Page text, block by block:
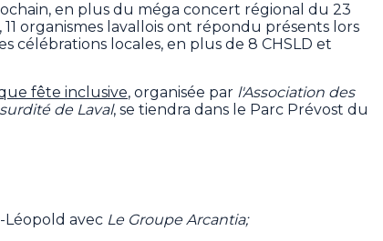
en plus du méga concert régional du 23
organismes lavallois ont répondu présents lors
célébrations locales, en plus de 8 CHSLD et
fête inclusive, organisée par l'Association des
de Laval, se tiendra dans le Parc Prévost du
Léopold avec Le Groupe Arcantia;